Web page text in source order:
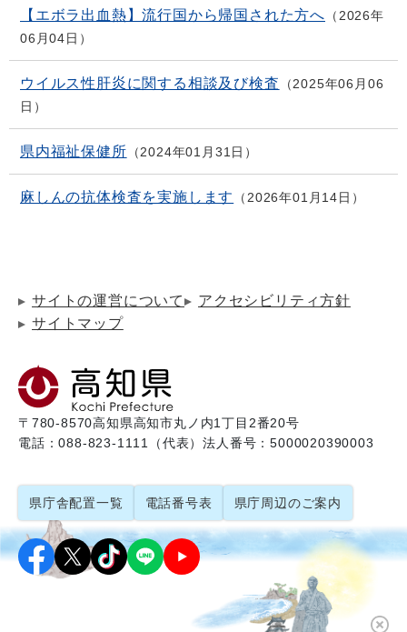
【エボラ出血熱】流行国から帰国された方へ
2026年
06月04日
ウイルス性肝炎に関する相談及び検査
2025年06月06
日
県内福祉保健所 2024年01月31日
麻しんの抗体検査を実施します 2026年01月14日
サイトの運営について
アクセシビリティ方針
サイトマップ
〒780-8570高知県高知市丸ノ内1丁目2番20号
電話：088-823-1111（代表）法人番号：5000020390003
県庁舎配置一覧 電話番号表 県庁周辺のご案内